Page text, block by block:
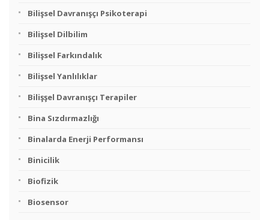
Bilişsel Davranışçı Psikoterapi
Bilişsel Dilbilim
Bilişsel Farkındalık
Bilişsel Yanlılıklar
Bilişşel Davranışçı Terapiler
Bina Sızdırmazlığı
Binalarda Enerji Performansı
Binicilik
Biofizik
Biosensor